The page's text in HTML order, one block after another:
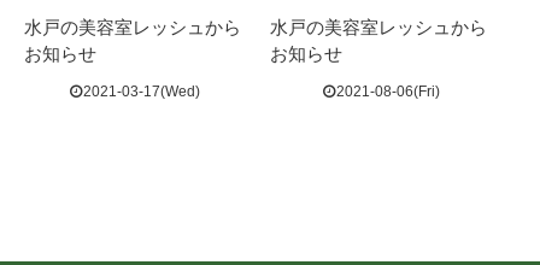
水戸の美容室レッシュから
お知らせ
2021-03-17(Wed)
水戸の美容室レッシュから
お知らせ
2021-08-06(Fri)